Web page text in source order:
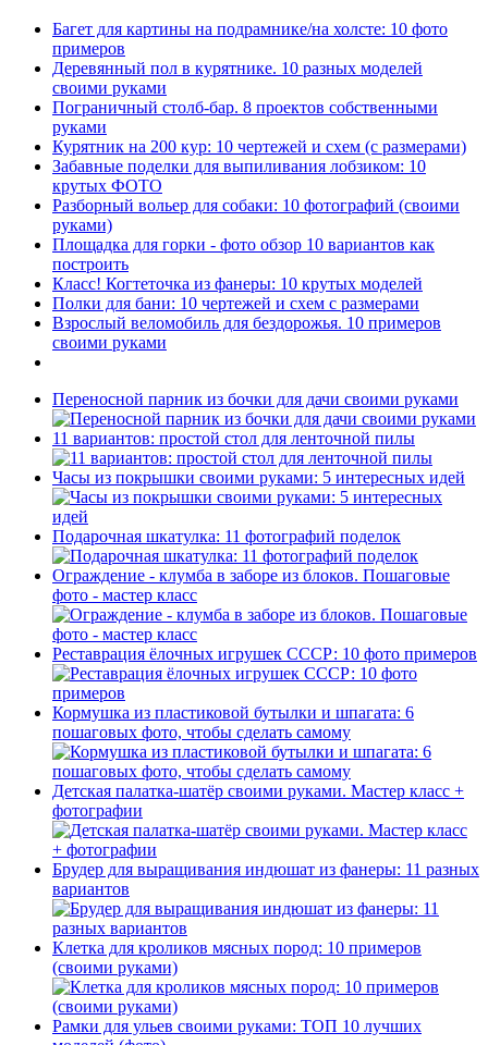
Багет для картины на подрамнике/на холсте: 10 фото
примеров
Деревянный пол в курятнике. 10 разных моделей
своими руками
Пограничный столб-бар. 8 проектов собственными
руками
Курятник на 200 кур: 10 чертежей и схем (с размерами)
Забавные поделки для выпиливания лобзиком: 10
крутых ФОТО
Разборный вольер для собаки: 10 фотографий (своими
руками)
Площадка для горки - фото обзор 10 вариантов как
построить
Класс! Когтеточка из фанеры: 10 крутых моделей
Полки для бани: 10 чертежей и схем с размерами
Взрослый веломобиль для бездорожья. 10 примеров
своими руками
Переносной парник из бочки для дачи своими руками
11 вариантов: простой стол для ленточной пилы
Часы из покрышки своими руками: 5 интересных идей
Подарочная шкатулка: 11 фотографий поделок
Ограждение - клумба в заборе из блоков. Пошаговые
фото - мастер класс
Реставрация ёлочных игрушек СССР: 10 фото примеров
Кормушка из пластиковой бутылки и шпагата: 6
пошаговых фото, чтобы сделать самому
Детская палатка-шатёр своими руками. Мастер класс +
фотографии
Брудер для выращивания индюшат из фанеры: 11 разных
вариантов
Клетка для кроликов мясных пород: 10 примеров
(своими руками)
Рамки для ульев своими руками: ТОП 10 лучших